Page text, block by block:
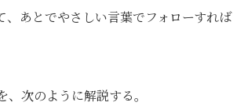
あとでやさしい言葉でフォローすれば
次のように解説する。